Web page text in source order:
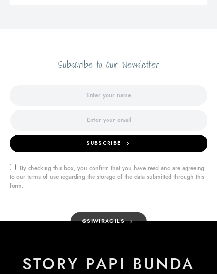
Subscribe to Our Newsletter
SUBSCRIBE
By checking this box, you confirm that you have read and are agreeing
to our terms of use regarding the storage of the data submitted through this
form.
@SIWIRAGILS
STORY PAPI BUNDA